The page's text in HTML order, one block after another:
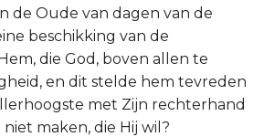
de Oude van dagen van de
beschikking van de
die God, boven allen te
en dit stelde hem tevreden
met Zijn rechterhand
maken, die Hij wil?